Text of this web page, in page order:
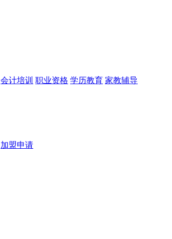
会计培训 职业资格 学历教育 家教辅导
加盟申请